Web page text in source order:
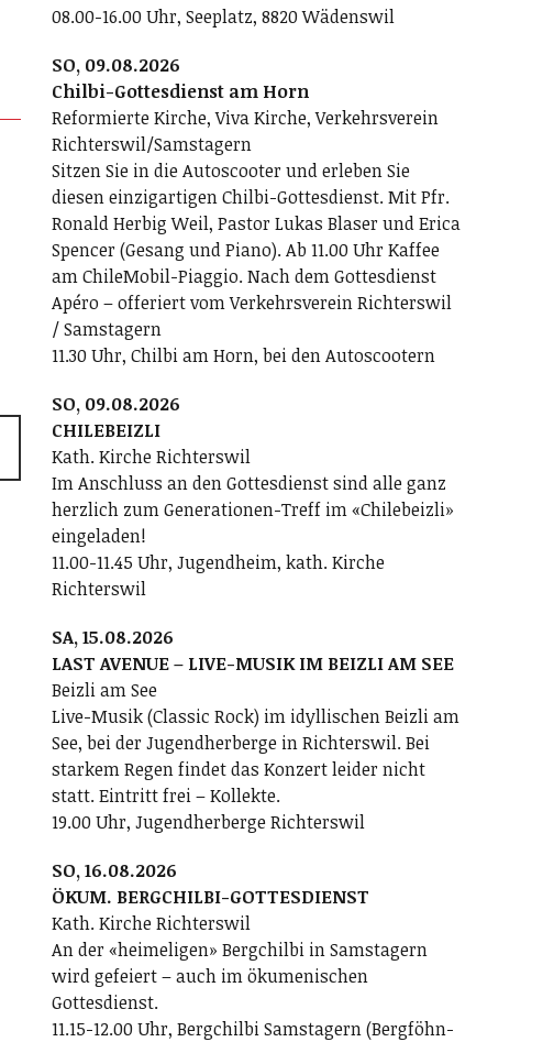
08.00-16.00 Uhr, Seeplatz, 8820 Wädenswil
SO, 09.08.2026
Chilbi-Gottesdienst am Horn
Reformierte Kirche, Viva Kirche, Verkehrsverein
Richterswil/Samstagern
Sitzen Sie in die Autoscooter und erleben Sie
diesen einzigartigen Chilbi-Gottesdienst. Mit Pfr.
Ronald Herbig Weil, Pastor Lukas Blaser und Erica
Spencer (Gesang und Piano). Ab 11.00 Uhr Kaffee
am ChileMobil-Piaggio. Nach dem Gottesdienst
Apéro – offeriert vom Verkehrsverein Richterswil
/ Samstagern
11.30 Uhr, Chilbi am Horn, bei den Autoscootern
SO, 09.08.2026
CHILEBEIZLI
Kath. Kirche Richterswil
Im Anschluss an den Gottesdienst sind alle ganz
herzlich zum Generationen-Treff im «Chilebeizli»
eingeladen!
11.00-11.45 Uhr, Jugendheim, kath. Kirche
Richterswil
SA, 15.08.2026
LAST AVENUE – LIVE-MUSIK IM BEIZLI AM SEE
Beizli am See
Live-Musik (Classic Rock) im idyllischen Beizli am
See, bei der Jugendherberge in Richterswil. Bei
starkem Regen findet das Konzert leider nicht
statt. Eintritt frei – Kollekte.
19.00 Uhr, Jugendherberge Richterswil
SO, 16.08.2026
ÖKUM. BERGCHILBI-GOTTESDIENST
Kath. Kirche Richterswil
An der «heimeligen» Bergchilbi in Samstagern
wird gefeiert – auch im ökumenischen
Gottesdienst.
11.15-12.00 Uhr, Bergchilbi Samstagern (Bergföhn-